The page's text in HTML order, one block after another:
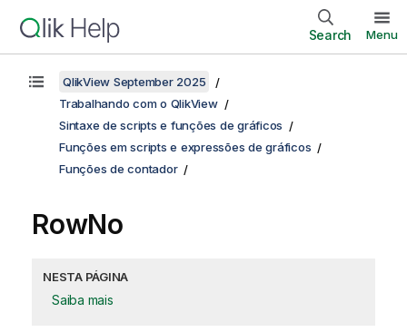
Search Menu
QlikView September 2025
Trabalhando com o QlikView
Sintaxe de scripts e funções de gráficos
Funções em scripts e expressões de gráficos
Funções de contador
RowNo
NESTA PÁGINA
Saiba mais